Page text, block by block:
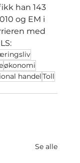
han 143
og EM i
med
økonomi
handelToll
Se alle